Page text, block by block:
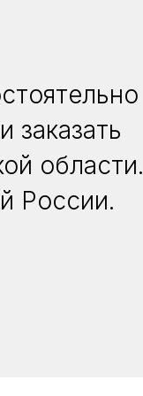
заказать
области.
России.